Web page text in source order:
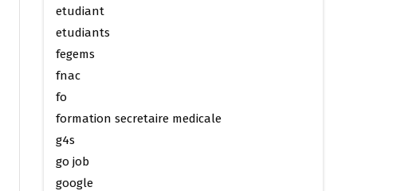
etudiant
etudiants
fegems
fnac
fo
formation secretaire medicale
g4s
go job
google